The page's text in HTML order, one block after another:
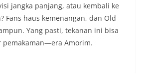
jangka panjang, atau kembali ke
Fans haus kemenangan, dan Old
Yang pasti, tekanan ini bisa
Amorim.